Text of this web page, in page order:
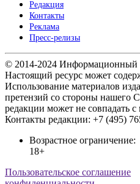
Редакция
Контакты
Реклама
Пресс-релизы
© 2014-2024 Информационный
Настоящий ресурс может
Использование материалов
претензий со стороны нашего
редакции может не совпадать
Контакты редакции: +7 (495)
Возрастное ограничение:
18+
Пользовательское соглашение